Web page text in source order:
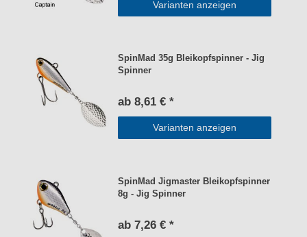
Varianten anzeigen
SpinMad 35g Bleikopfspinner - Jig
Spinner
ab 8,61 € *
Varianten anzeigen
SpinMad Jigmaster Bleikopfspinner
8g - Jig Spinner
ab 7,26 € *